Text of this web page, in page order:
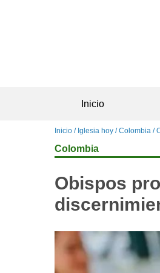
Inicio
Sobrescribir
enlaces
de
a
la
Inicio Iglesia hoy Colombia
Colombia
Obispos